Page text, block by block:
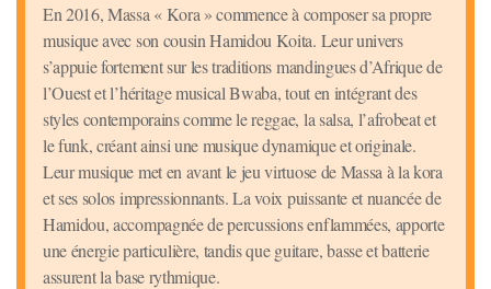
En 2016, Massa « Kora » commence à composer sa propre
musique avec son cousin Hamidou Koita. Leur univers
s’appuie fortement sur les traditions mandingues d’Afrique de
l’Ouest et l’héritage musical Bwaba, tout en intégrant des
styles contemporains comme le reggae, la salsa, l’afrobeat et
le funk, créant ainsi une musique dynamique et originale.
Leur musique met en avant le jeu virtuose de Massa à la kora
et ses solos impressionnants. La voix puissante et nuancée de
Hamidou, accompagnée de percussions enflammées, apporte
une énergie particulière, tandis que guitare, basse et batterie
assurent la base rythmique.